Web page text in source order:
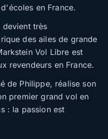
en France.
devient très
des ailes de grande
Vol Libre est
revendeurs en France.
de Philippe, réalise son
premier grand vol en
: la passion est